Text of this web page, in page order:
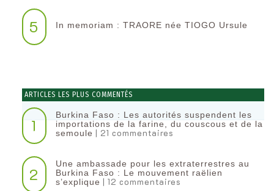
5 In memoriam : TRAORE née TIOGO Ursule
ARTICLES LES PLUS COMMENTÉS
1
Burkina Faso : Les autorités suspendent les
importations de la farine, du couscous et de la
semoule | 21 commentaires
2
Une ambassade pour les extraterrestres au
Burkina Faso : Le mouvement raëlien
s’explique | 12 commentaires